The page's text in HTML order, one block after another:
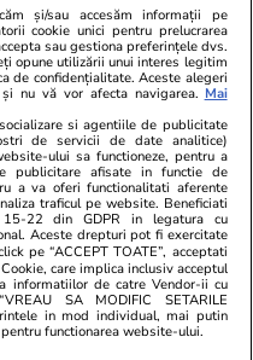
și
15 iul.
și/sau accesăm informații pe
cookie unici pentru prelucrarea
sau gestiona preferințele dvs.
opune utilizării unui interes legitim
de confidențialitate. Aceste alegeri
nu vă vor afecta navigarea. Mai
si agentiile de publicitate
de servicii de date analitice)
ului sa functioneze, pentru a
publicitare afisate in functie de
a va oferi functionalitati aferente
traficul pe website. Beneficiati
22 din GDPR in legatura cu
Aceste drepturi pot fi exercitate
pe “ACCEPT TOATE”, acceptati
care implica inclusiv acceptul
informatiilor de catre Vendor-ii cu
SA MODIFIC SETARILE
in mod individual, mai putin
functionarea website-ului.